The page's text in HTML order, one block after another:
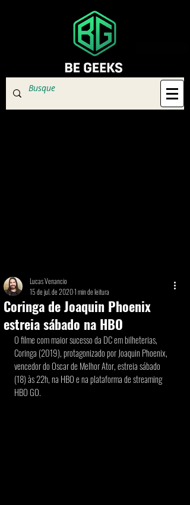
Coringa de Joaquin Phoenix
estreia sábado na HBO
Lucas Venancio
15 de jul. de 20201 min de leitura
O filme com maior sucesso da DC em bilheterias,
Coringa (2019), protagonizado por Joaquin Phoenix,
vencedor do Oscar de Melhor Ator, estreia sábado
(18) às 22h, na HBO e na plataforma de streaming
HBO GO.